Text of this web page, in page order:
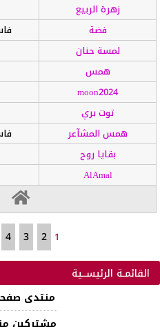
زهرة الربيع
فضة
لمسة حنان
همس
moon2024
توت بري
همس المشآعر
بقايا روح
AlAmal
1
القائمـة الرئيســية
منتدى